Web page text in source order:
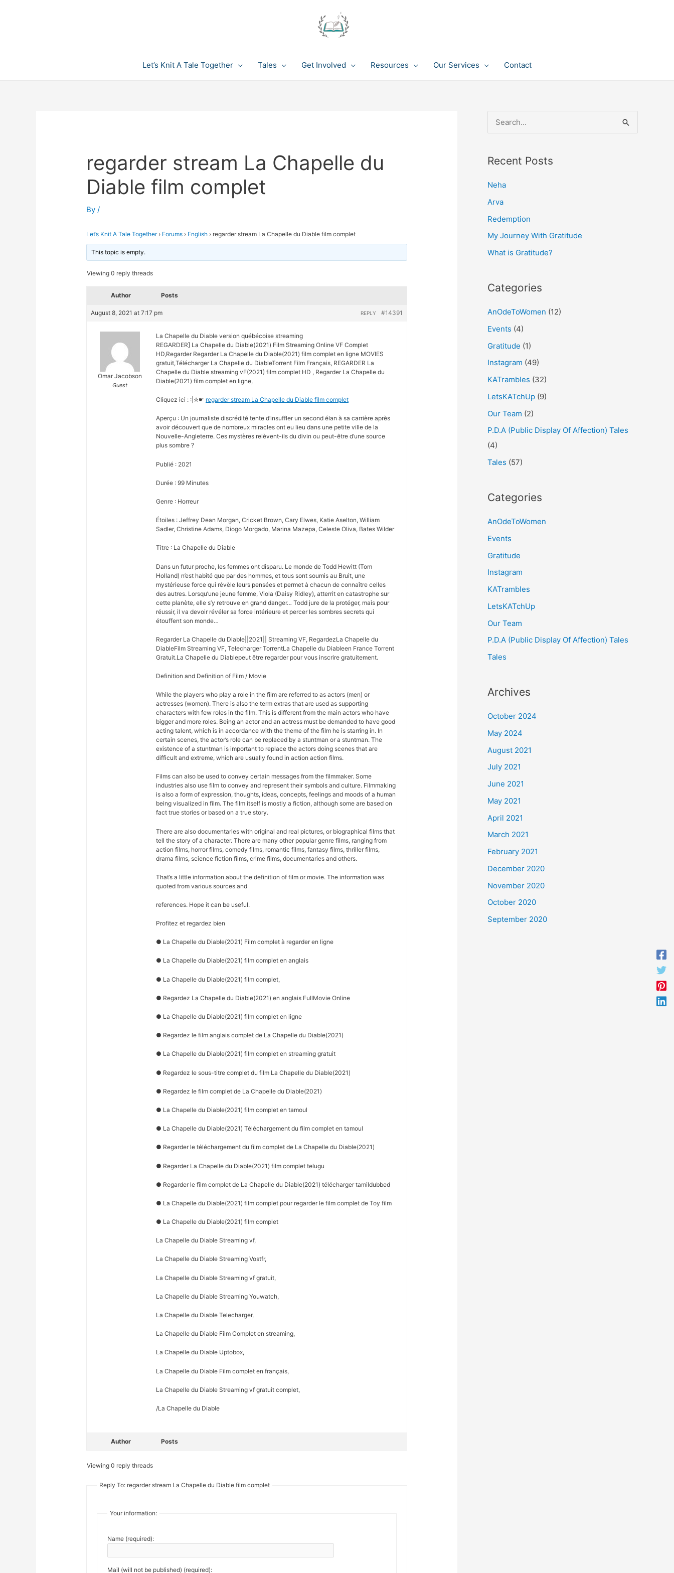
Let’s Knit A Tale Together Tales Get Involved Resources Our Services Contact
regarder stream La Chapelle du
Diable film complet
By/
Let’s Knit A Tale Together › Forums › English › regarder stream La Chapelle du Diable film complet
This topic is empty.
Viewing 0 reply threads
Author Posts
August 8, 2021 at 7:17 pm #14391
REPLY
Omar Jacobson
Guest
La Chapelle du Diable version québécoise streaming
REGARDER] La Chapelle du Diable(2021) Film Streaming Online VF Complet
HD,Regarder Regarder La Chapelle du Diable(2021) film complet en ligne MOVIES
gratuit,Télécharger La Chapelle du DiableTorrent Film Français, REGARDER La
Chapelle du Diable streaming vF(2021) film complet HD , Regarder La Chapelle du
Diable(2021) film complet en ligne,
Cliquez ici : :|✮☛ regarder stream La Chapelle du Diable film complet
Aperçu : Un journaliste discrédité tente d’insuffler un second élan à sa carrière après
avoir découvert que de nombreux miracles ont eu lieu dans une petite ville de la
Nouvelle-Angleterre. Ces mystères relèvent-ils du divin ou peut-être d’une source
plus sombre ?
Publié : 2021
Durée : 99 Minutes
Genre : Horreur
Étoiles : Jeffrey Dean Morgan, Cricket Brown, Cary Elwes, Katie Aselton, William
Sadler, Christine Adams, Diogo Morgado, Marina Mazepa, Celeste Oliva, Bates Wilder
Titre : La Chapelle du Diable
Dans un futur proche, les femmes ont disparu. Le monde de Todd Hewitt (Tom
Holland) n’est habité que par des hommes, et tous sont soumis au Bruit, une
mystérieuse force qui révèle leurs pensées et permet à chacun de connaître celles
des autres. Lorsqu’une jeune femme, Viola (Daisy Ridley), atterrit en catastrophe sur
cette planète, elle s’y retrouve en grand danger… Todd jure de la protéger, mais pour
réussir, il va devoir révéler sa force intérieure et percer les sombres secrets qui
étouffent son monde…
Regarder La Chapelle du Diable||2021|| Streaming VF, RegardezLa Chapelle du
DiableFilm Streaming VF, Telecharger TorrentLa Chapelle du Diableen France Torrent
Gratuit.La Chapelle du Diablepeut être regarder pour vous inscrire gratuitement.
Definition and Definition of Film / Movie
While the players who play a role in the film are referred to as actors (men) or
actresses (women). There is also the term extras that are used as supporting
characters with few roles in the film. This is different from the main actors who have
bigger and more roles. Being an actor and an actress must be demanded to have good
acting talent, which is in accordance with the theme of the film he is starring in. In
certain scenes, the actor’s role can be replaced by a stuntman or a stuntman. The
existence of a stuntman is important to replace the actors doing scenes that are
difficult and extreme, which are usually found in action action films.
Films can also be used to convey certain messages from the filmmaker. Some
industries also use film to convey and represent their symbols and culture. Filmmaking
is also a form of expression, thoughts, ideas, concepts, feelings and moods of a human
being visualized in film. The film itself is mostly a fiction, although some are based on
fact true stories or based on a true story.
There are also documentaries with original and real pictures, or biographical films that
tell the story of a character. There are many other popular genre films, ranging from
action films, horror films, comedy films, romantic films, fantasy films, thriller films,
drama films, science fiction films, crime films, documentaries and others.
That’s a little information about the definition of film or movie. The information was
quoted from various sources and
references. Hope it can be useful.
Profitez et regardez bien
● La Chapelle du Diable(2021) Film complet à regarder en ligne
● La Chapelle du Diable(2021) film complet en anglais
● La Chapelle du Diable(2021) film complet,
● Regardez La Chapelle du Diable(2021) en anglais FullMovie Online
● La Chapelle du Diable(2021) film complet en ligne
● Regardez le film anglais complet de La Chapelle du Diable(2021)
● La Chapelle du Diable(2021) film complet en streaming gratuit
● Regardez le sous-titre complet du film La Chapelle du Diable(2021)
● Regardez le film complet de La Chapelle du Diable(2021)
● La Chapelle du Diable(2021) film complet en tamoul
● La Chapelle du Diable(2021) Téléchargement du film complet en tamoul
● Regarder le téléchargement du film complet de La Chapelle du Diable(2021)
● Regarder La Chapelle du Diable(2021) film complet telugu
● Regarder le film complet de La Chapelle du Diable(2021) télécharger tamildubbed
● La Chapelle du Diable(2021) film complet pour regarder le film complet de Toy film
● La Chapelle du Diable(2021) film complet
La Chapelle du Diable Streaming vf,
La Chapelle du Diable Streaming Vostfr,
La Chapelle du Diable Streaming vf gratuit,
La Chapelle du Diable Streaming Youwatch,
La Chapelle du Diable Telecharger,
La Chapelle du Diable Film Complet en streaming,
La Chapelle du Diable Uptobox,
La Chapelle du Diable Film complet en français,
La Chapelle du Diable Streaming vf gratuit complet,
/La Chapelle du Diable
Author Posts
Viewing 0 reply threads
Reply To: regarder stream La Chapelle du Diable film complet
Your information:
Name (required):
Mail (will not be published) (required):
e
r
f
o
r
:
Recent Posts
Neha
Arva
Redemption
My Journey With Gratitude
What is Gratitude?
Categories
AnOdeToWomen (12)
Events (4)
Gratitude (1)
Instagram (49)
KATrambles (32)
LetsKATchUp (9)
Our Team (2)
P.D.A (Public Display Of Affection) Tales
(4)
Tales (57)
Categories
AnOdeToWomen
Events
Gratitude
Instagram
KATrambles
LetsKATchUp
Our Team
P.D.A (Public Display Of Affection) Tales
Tales
Archives
October 2024
May 2024
August 2021
July 2021
June 2021
May 2021
April 2021
March 2021
February 2021
December 2020
November 2020
October 2020
September 2020